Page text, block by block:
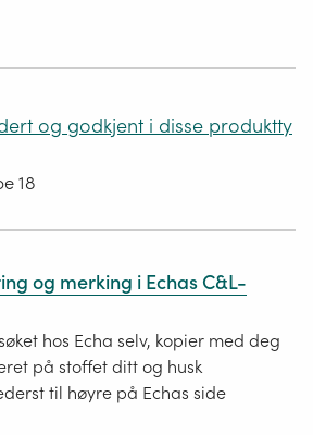
og godkjent i disse produktty
18
og merking i Echas C&L-
hos Echa selv, kopier med deg
på stoffet ditt og husk
til høyre på Echas side